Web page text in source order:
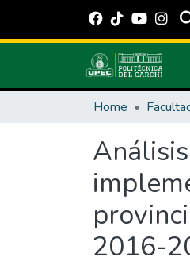
Home
2016-